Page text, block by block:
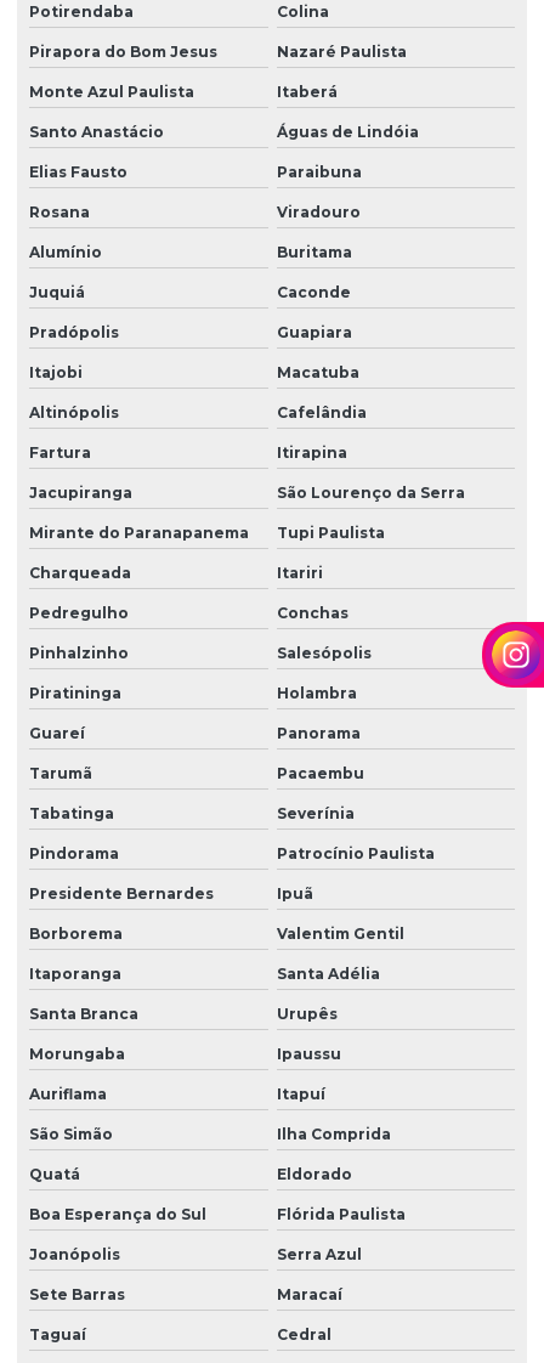
Serviços de zeladoria e segurança em condomínios
Sistema de portaria virtual
Soluções em facilities
Terceirização de limpeza
Terceirização de zeladoria
Terceirizada de limpeza
Torre de monitoramento
Trabalho em altura limpeza de fachada
Trabalho em altura limpeza de vidros
Zelador terceirizado
Zeladoria condominial
Zeladoria de condomínios
Zeladoria e limpeza
Potirendaba Colina
Pirapora do Bom Jesus Nazaré Paulista
Monte Azul Paulista Itaberá
Santo Anastácio Águas de Lindóia
Elias Fausto Paraibuna
Rosana Viradouro
Alumínio Buritama
Juquiá Caconde
Pradópolis Guapiara
Itajobi Macatuba
Altinópolis Cafelândia
Fartura Itirapina
Jacupiranga São Lourenço da Serra
Mirante do Paranapanema Tupi Paulista
Charqueada Itariri
Pedregulho Conchas
Pinhalzinho Salesópolis
Piratininga Holambra
Guareí Panorama
Tarumã Pacaembu
Tabatinga Severínia
Pindorama Patrocínio Paulista
Presidente Bernardes Ipuã
Borborema Valentim Gentil
Itaporanga Santa Adélia
Santa Branca Urupês
Morungaba Ipaussu
Auriflama Itapuí
São Simão Ilha Comprida
Quatá Eldorado
Boa Esperança do Sul Flórida Paulista
Joanópolis Serra Azul
Sete Barras Maracaí
Taguaí Cedral